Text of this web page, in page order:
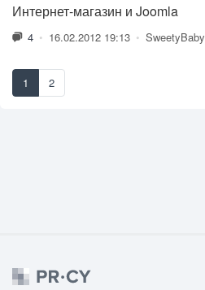
Интернет-магазин и Joomla
4 • 16.02.2012 19:13 • SweetyBaby
1 2